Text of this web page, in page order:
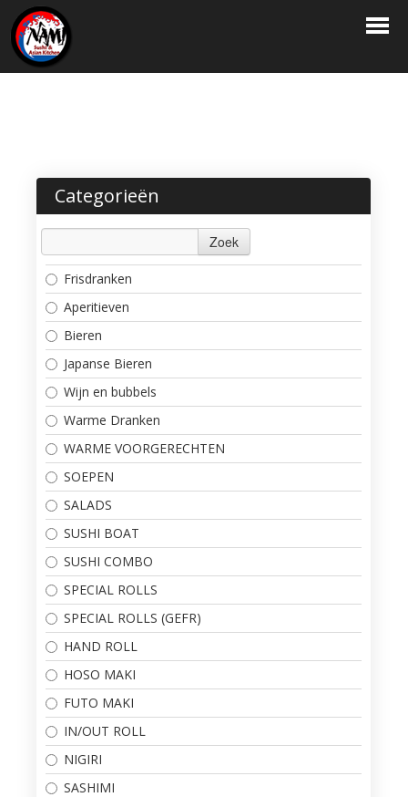
RESERVATIE
LOGIN
Categorieën
Zoek
Frisdranken
Aperitieven
Bieren
Japanse Bieren
Wijn en bubbels
Warme Dranken
WARME VOORGERECHTEN
SOEPEN
SALADS
SUSHI BOAT
SUSHI COMBO
SPECIAL ROLLS
SPECIAL ROLLS (GEFR)
HAND ROLL
HOSO MAKI
FUTO MAKI
IN/OUT ROLL
NIGIRI
SASHIMI